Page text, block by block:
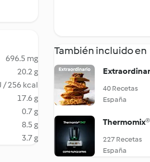
696.5 mg
20.2 g
/ 256 kcal
17.6 g
0.7 g
8.5 g
3.7 g
También incluido en
40 Recetas
España
227 Recetas
España